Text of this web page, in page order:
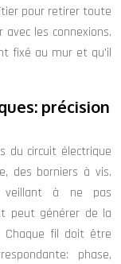
pour retirer toute
les connexions.
fixé au mur et qu’il
précision
du circuit électrique
des borniers à vis.
veillant à ne pas
peut générer de la
Chaque fil doit être
phase,